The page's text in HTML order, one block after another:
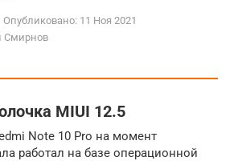
Опубликовано: 11 Ноя 2021
Смирнов
MIUI 12.5
Note 10 Pro на момент
работал на базе операционной